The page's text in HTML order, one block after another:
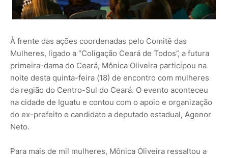
À frente das ações coordenadas pelo Comitê das
Mulheres, ligado a “Coligação Ceará de Todos”, a futura
primeira-dama do Ceará, Mônica Oliveira participou na
noite desta quinta-feira (18) de encontro com mulheres
da região do Centro-Sul do Ceará. O evento aconteceu
na cidade de Iguatu e contou com o apoio e organização
do ex-prefeito e candidato a deputado estadual, Agenor
Neto.
Para mais de mil mulheres, Mônica Oliveira ressaltou a